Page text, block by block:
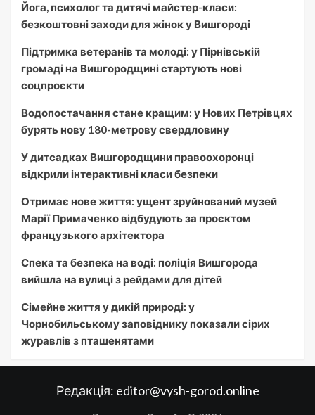
Йога, психолог та дитячі майстер-класи:
безкоштовні заходи для жінок у Вишгороді
Підтримка ветеранів та молоді: у Пірнівській
громаді на Вишгородщині стартують нові
соцпроєкти
Водопостачання стане кращим: у Нових Петрівцях
бурять нову 180-метрову свердловину
У дитсадках Вишгородщини правоохоронці
відкрили інтерактивні класи безпеки
Отримає нове життя: ущент зруйнований музей
Марії Примаченко відбудують за проєктом
французького архітектора
Спека та безпека на воді: поліція Вишгорода
вийшла на вулиці з рейдами для дітей
Сімейне життя у дикій природі: у
Чорнобильському заповіднику показали сірих
журавлів з пташенятами
Редакція: editor@vysh-gorod.online